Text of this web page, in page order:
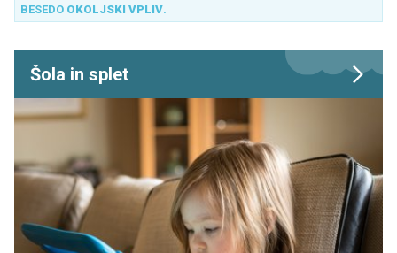
BESEDO OKOLJSKI VPLIV.
Šola in splet